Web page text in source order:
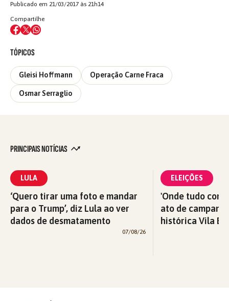
Publicado em 21/03/2017 às 21h14
Compartilhe
TÓPICOS
Gleisi Hoffmann Operação Carne Fraca
Osmar Serraglio
PRINCIPAIS NOTÍCIAS
LULA
‘Quero tirar uma foto e mandar
para o Trump’, diz Lula ao ver
dados de desmatamento
07/08/26
ELEIÇÕES
'Onde tudo
ato de
histórica Vila